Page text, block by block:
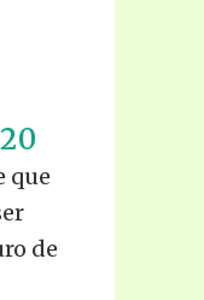
que
de